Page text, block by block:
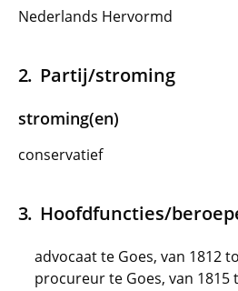
Nederlands Hervormd
Partij/stroming
stroming(en)
conservatief
Hoofdfuncties/
advocaat te Goes, van 1812
procureur te Goes, van 1815